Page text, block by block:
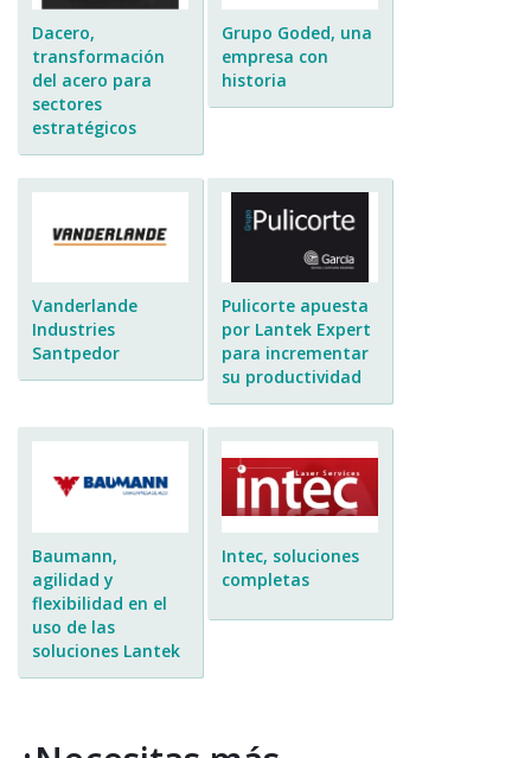
Dacero,
transformación
del acero para
sectores
estratégicos
Grupo Goded, una
empresa con
historia
Vanderlande
Industries
Santpedor
Pulicorte apuesta
por Lantek Expert
para incrementar
su productividad
Baumann,
agilidad y
flexibilidad en el
uso de las
soluciones Lantek
Intec, soluciones
completas